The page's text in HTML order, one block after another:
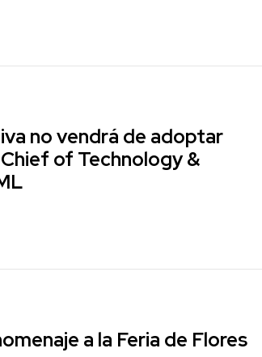
no vendrá de adoptar
of Technology &
a la Feria de Flores